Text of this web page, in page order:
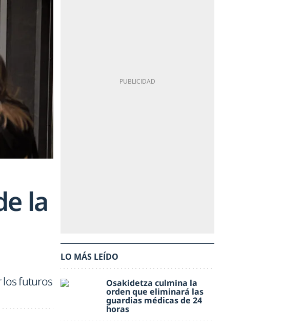
la
los futuros
LO MÁS LEÍDO
Osakidetza culmina la
orden que eliminará las
guardias médicas de 24
horas